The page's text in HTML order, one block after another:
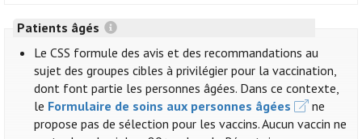
Patients âgés
Le CSS formule des avis et des recommandations au
sujet des groupes cibles à privilégier pour la vaccination,
dont font partie les personnes âgées. Dans ce contexte,
le Formulaire de soins aux personnes âgées
ne
propose pas de sélection pour les vaccins. Aucun vaccin ne